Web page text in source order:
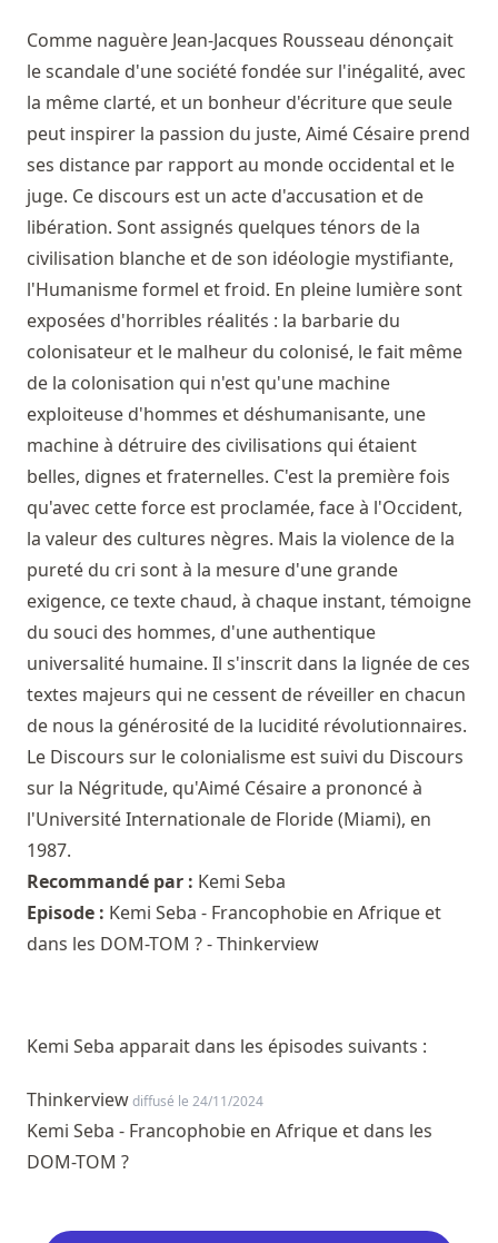
Comme naguère Jean-Jacques Rousseau dénonçait
le scandale d'une société fondée sur l'inégalité, avec
la même clarté, et un bonheur d'écriture que seule
peut inspirer la passion du juste, Aimé Césaire prend
ses distance par rapport au monde occidental et le
juge. Ce discours est un acte d'accusation et de
libération. Sont assignés quelques ténors de la
civilisation blanche et de son idéologie mystifiante,
l'Humanisme formel et froid. En pleine lumière sont
exposées d'horribles réalités : la barbarie du
colonisateur et le malheur du colonisé, le fait même
de la colonisation qui n'est qu'une machine
exploiteuse d'hommes et déshumanisante, une
machine à détruire des civilisations qui étaient
belles, dignes et fraternelles. C'est la première fois
qu'avec cette force est proclamée, face à l'Occident,
la valeur des cultures nègres. Mais la violence de la
pureté du cri sont à la mesure d'une grande
exigence, ce texte chaud, à chaque instant, témoigne
du souci des hommes, d'une authentique
universalité humaine. Il s'inscrit dans la lignée de ces
textes majeurs qui ne cessent de réveiller en chacun
de nous la générosité de la lucidité révolutionnaires.
Le Discours sur le colonialisme est suivi du Discours
sur la Négritude, qu'Aimé Césaire a prononcé à
l'Université Internationale de Floride (Miami), en
1987.
Recommandé par : Kemi Seba
Episode : Kemi Seba - Francophobie en Afrique et
dans les DOM-TOM ? - Thinkerview
Kemi Seba apparait dans les épisodes suivants :
Thinkerviewdiffusé le 24/11/2024
Kemi Seba - Francophobie en Afrique et dans les
DOM-TOM ?